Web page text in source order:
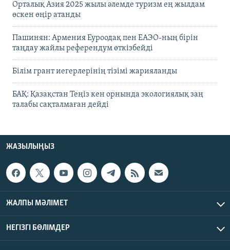
Орталық Азия 2025 жылы әлемде туризм ең жылдам
өскен өңір атанды
Пашинян: Армения Еуроодақ пен ЕАЭО-ның бірін
таңдау жайлы референдум өткізбейді
Білім грант иегерлерінің тізімі жарияланды
БАҚ: Қазақстан Теңіз кен орнында экологиялық заң
талабы сақталмаған дейді
ЖАЗЫЛЫҢЫЗ
ЖАЛПЫ МӘЛІМЕТ
НЕГІЗГІ БӨЛІМДЕР